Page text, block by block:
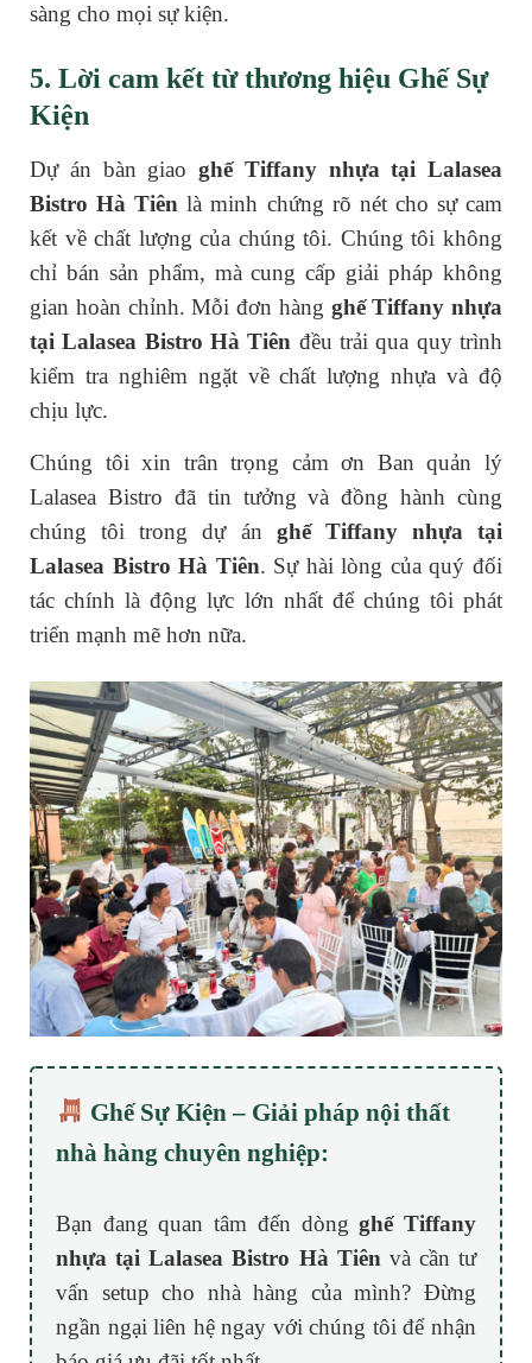
sàng cho mọi sự kiện.
5. Lời cam kết từ thương hiệu Ghế Sự
Kiện
Dự án bàn giao ghế Tiffany nhựa tại Lalasea
Bistro Hà Tiên là minh chứng rõ nét cho sự cam
kết về chất lượng của chúng tôi. Chúng tôi không
chỉ bán sản phẩm, mà cung cấp giải pháp không
gian hoàn chỉnh. Mỗi đơn hàng ghế Tiffany nhựa
tại Lalasea Bistro Hà Tiên đều trải qua quy trình
kiểm tra nghiêm ngặt về chất lượng nhựa và độ
chịu lực.
Chúng tôi xin trân trọng cảm ơn Ban quản lý
Lalasea Bistro đã tin tưởng và đồng hành cùng
chúng tôi trong dự án ghế Tiffany nhựa tại
Lalasea Bistro Hà Tiên. Sự hài lòng của quý đối
tác chính là động lực lớn nhất để chúng tôi phát
triển mạnh mẽ hơn nữa.
Ghế Sự Kiện – Giải pháp nội thất
nhà hàng chuyên nghiệp:
Bạn đang quan tâm đến dòngghế Tiffany
nhựa tại Lalasea Bistro Hà Tiên và cần tư
vấn setup cho nhà hàng của mình? Đừng
ngần ngại liên hệ ngay với chúng tôi để nhận